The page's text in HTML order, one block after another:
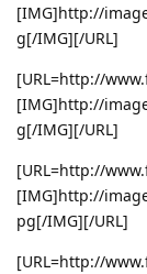
[IMG]http://
g[/IMG][/URL]
[URL=http://
[IMG]http://
g[/IMG][/URL]
[URL=http://
[IMG]http://
pg[/IMG][/URL]
[URL=http://